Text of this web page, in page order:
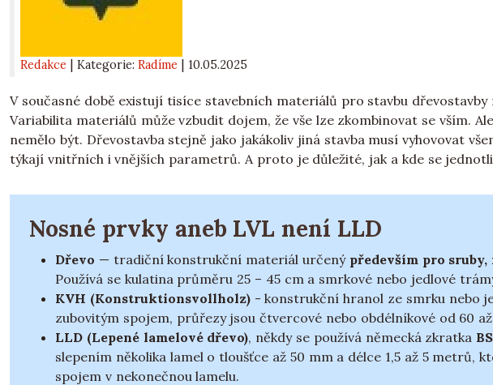
Redakce | Kategorie:Radíme |10.05.2025
V současné době existují tisíce stavebních materiálů pro stavbu
Variabilita materiálů může vzbudit dojem, že vše lze zkombinovat se vším.
nemělo být. Dřevostavba stejně jako jakákoliv jiná stavba musí vyhovovat
týkají vnitřních i vnějších parametrů. A proto je důležité, jak a kde se
Nosné prvky aneb LVL není LLD
Dřevo — tradiční konstrukční materiál určený především pro
Používá se kulatina průměru 25 – 45 cm a smrkové nebo jedlové
KVH (Konstruktionsvollholz)- konstrukční hranol ze smrku nebo
zubovitým spojem, průřezy jsou čtvercové nebo obdélníkové od 60
LLD (Lepené lamelové dřevo), někdy se používá německá zkratka
slepením několika lamel o tloušťce až 50 mm a délce 1,5 až 5 metrů,
spojem v nekonečnou lamelu.